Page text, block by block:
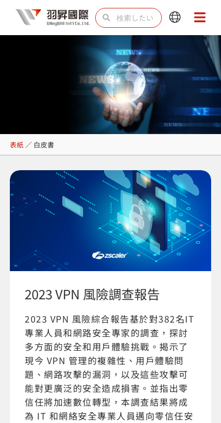
を
検
索 索
Main
Menu
Main
Menu
白皮書
表紙 ／ 白皮書
2023 VPN 風險調查報告
2023 VPN 風險綜合報告基於對382名IT
專業人員和網路安全專家的調查，探討
多方面的安全和用戶體驗挑戰。揭示了
現今 VPN 管理的複雜性、用戶體驗問
題、網路攻擊的漏洞，以及這些攻擊可
能對更廣泛的安全造成損害。並指出零
信任將加速數位轉型，本調查結果將成
為 IT 和網絡安全專業人員邁向零信任安